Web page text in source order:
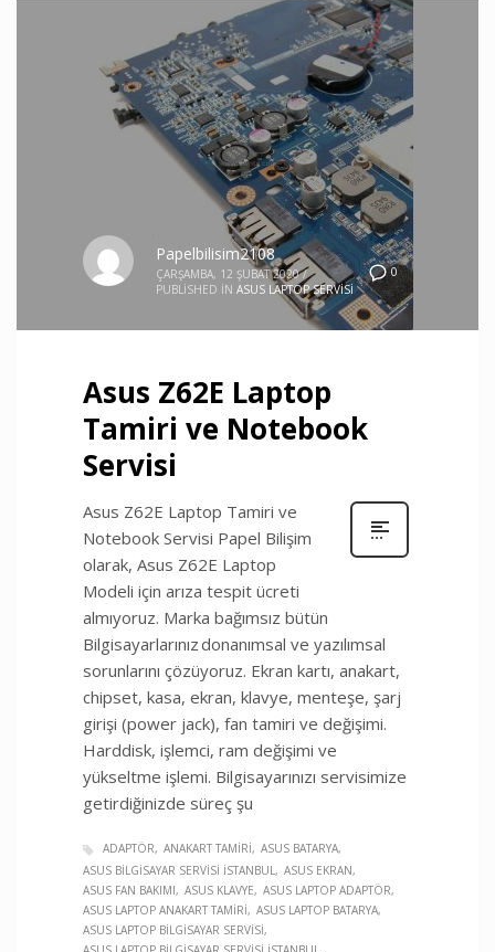
0
Papelbilisim2108
ÇARŞAMBA, 12 ŞUBAT 2020 /
PUBLISHED IN ASUS LAPTOP SERVISI
Asus Z62E Laptop
Tamiri ve Notebook
Servisi
Asus Z62E Laptop Tamiri ve
Notebook Servisi Papel Bilişim
olarak, Asus Z62E Laptop
Modeli için arıza tespit ücreti
almıyoruz. Marka bağımsız bütün
Bilgisayarlarınız donanımsal ve yazılımsal
sorunlarını çözüyoruz. Ekran kartı, anakart,
chipset, kasa, ekran, klavye, menteşe, şarj
girişi (power jack), fan tamiri ve değişimi.
Harddisk, işlemci, ram değişimi ve
yükseltme işlemi. Bilgisayarınızı servisimize
getirdiğinizde süreç şu
ADAPTÖR ANAKART TAMIRI
ASUS BATARYA
ASUS BILGISAYAR SERVISI İSTANBUL
ASUS EKRAN
ASUS FAN BAKIMI
ASUS KLAVYE
ASUS LAPTOP ADAPTÖR
ASUS LAPTOP ANAKART TAMIRI
ASUS LAPTOP BATARYA
ASUS LAPTOP BILGISAYAR SERVISI